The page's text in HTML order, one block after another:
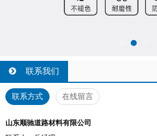
联系我们
联系方式 在线留言
山东顺驰道路材料有限公司